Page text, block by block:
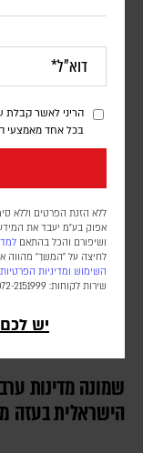
הריני לאשר קבלת
בכל אחד מאמצעי
ללא הזנת הפרטים וללא
אפוק בע״מ יעבד את
ושיפורם והכל בהתאם
לחיצה על "המשך" מהווה
השימוש ומדיניות הפרטיות
שירות לקוחות: 072-2151999 |
יש
כוחות הנתמכים
המדינה
שמונה מדינות
הישראלית בעזה